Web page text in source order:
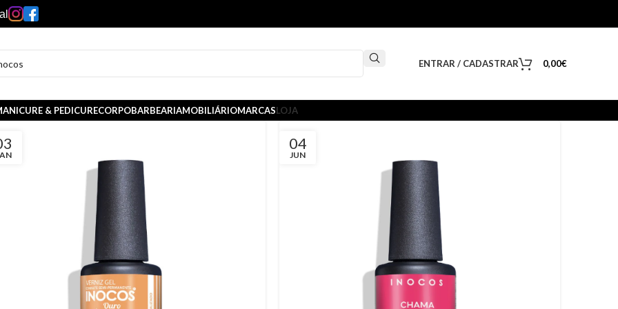
ENTRAR / CADASTRAR 0,00€
& PEDICURECORPOBARBEARIAMOBILIÁRIOMARCASLOJA
04
JUN